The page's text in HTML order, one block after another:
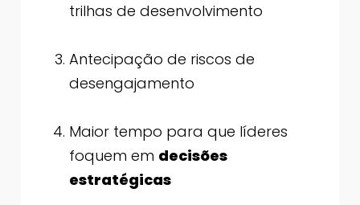
trilhas de desenvolvimento
Antecipação de riscos de
desengajamento
Maior tempo para que líderes
foquem em decisões
estratégicas